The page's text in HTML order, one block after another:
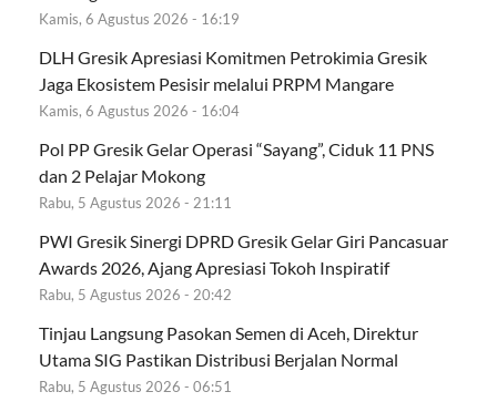
Kamis, 6 Agustus 2026 - 16:19
DLH Gresik Apresiasi Komitmen Petrokimia Gresik
Jaga Ekosistem Pesisir melalui PRPM Mangare
Kamis, 6 Agustus 2026 - 16:04
Pol PP Gresik Gelar Operasi “Sayang”, Ciduk 11 PNS
dan 2 Pelajar Mokong
Rabu, 5 Agustus 2026 - 21:11
PWI Gresik Sinergi DPRD Gresik Gelar Giri Pancasuar
Awards 2026, Ajang Apresiasi Tokoh Inspiratif
Rabu, 5 Agustus 2026 - 20:42
Tinjau Langsung Pasokan Semen di Aceh, Direktur
Utama SIG Pastikan Distribusi Berjalan Normal
Rabu, 5 Agustus 2026 - 06:51